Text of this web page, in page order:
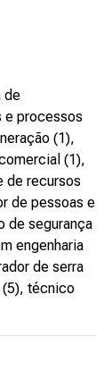
de
e processos
(1),
(1),
de recursos
de pessoas e
de segurança
engenharia
de serra
(5), técnico